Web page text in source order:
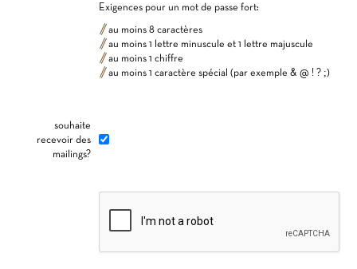
Exigences pour un mot de passe fort:
au moins 8 caractères
au moins 1 lettre minuscule et 1 lettre majuscule
au moins 1 chiffre
au moins 1 caractère spécial (par exemple & @ ! ? ;)
souhaite
recevoir des
mailings?